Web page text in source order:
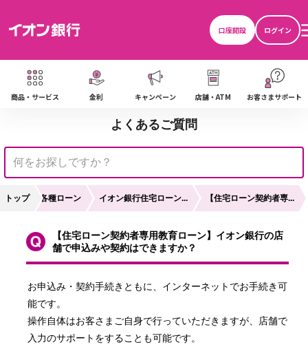
口座開設
ログイン
商品・サービス 金利 キャンペーン 店舗・ATM お客さまサポート
よくあるご質問
トップ 各種ローン イオン銀行住宅ローン... 【住宅ローン契約者専...
【住宅ローン契約者専用教育ローン】イオン銀行の店
舗で申込みや契約はできますか？
お申込み・契約手続きともに、インターネットでお手続き可
能です。
操作自体はお客さまご自身で行っていただきますが、店舗で
入力のサポートをすることも可能です。